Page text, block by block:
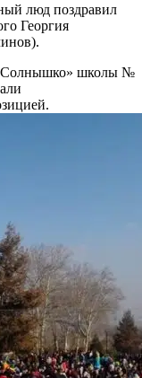
люд поздравил
Георгия
«Солнышко» школы №